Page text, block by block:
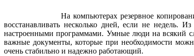
На компьютерах резервное
восстанавливать несколько дней, если не недель.
настроенными программами. Умные люди на всякий
важные документы, которые при необходимости
очень стабильно и надежно работающий.